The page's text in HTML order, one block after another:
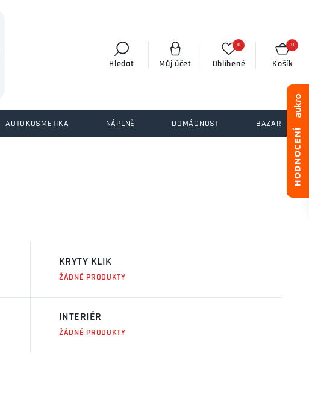
Hledat Můj účet
0
Oblíbené
0
Košík
AUTOKOSMETIKA NÁPLNĚ DOMÁCNOST BAZAR
KRYTY KLIK
ŽÁDNÉ PRODUKTY
INTERIÉR
ŽÁDNÉ PRODUKTY